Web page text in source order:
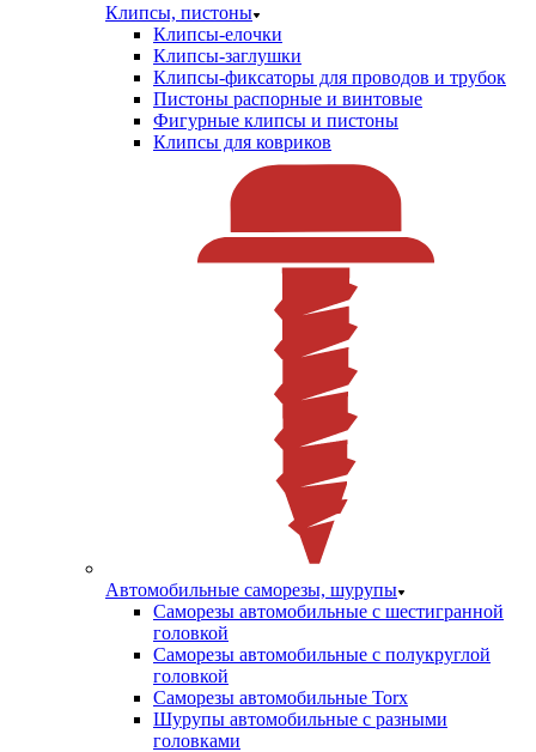
Клипсы, пистоны
Клипсы-елочки
Клипсы-заглушки
Клипсы-фиксаторы для проводов и трубок
Пистоны распорные и винтовые
Фигурные клипсы и пистоны
Клипсы для ковриков
Автомобильные саморезы, шурупы
Саморезы автомобильные с шестигранной
головкой
Саморезы автомобильные с полукруглой
головкой
Саморезы автомобильные Torx
Шурупы автомобильные с разными
головками